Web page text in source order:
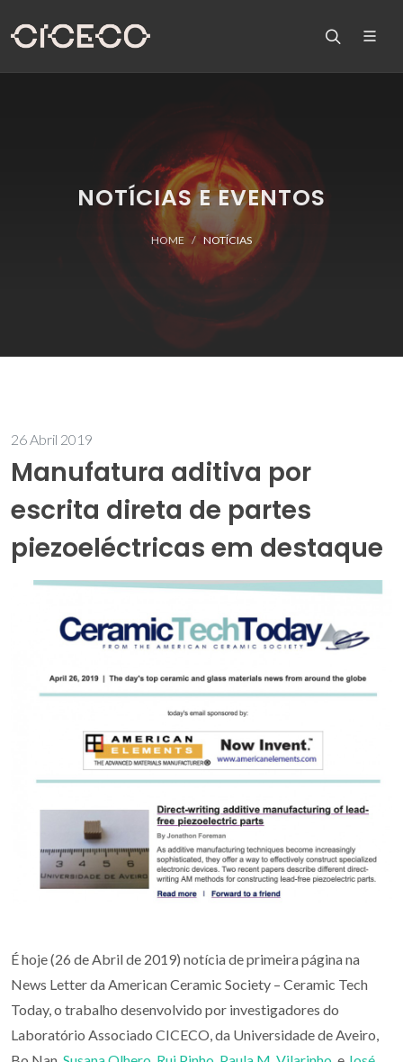
NOTÍCIAS E EVENTOS
HOME NOTÍCIAS
26 Abril 2019
Manufatura aditiva por
escrita direta de partes
piezoeléctricas em destaque
É hoje (26 de Abril de 2019) notícia de primeira página na
News Letter da American Ceramic Society – Ceramic Tech
Today, o trabalho desenvolvido por investigadores do
Laboratório Associado CICECO, da Universidade de Aveiro,